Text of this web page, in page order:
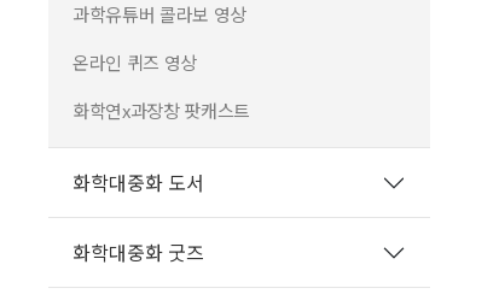
과학유튜버 콜라보 영상
온라인 퀴즈 영상
화학연x과장창 팟캐스트
화학대중화 도서
화학대중화 굿즈